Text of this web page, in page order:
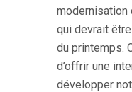
modernisation
qui devrait
du printemps.
d’offrir une
développer